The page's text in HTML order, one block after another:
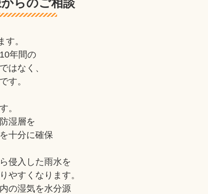
らのご相談
。
年間の
はなく、
す。
。
湿層を
十分に確保
侵入した雨水を
やすくなります。
の湿気を水分源